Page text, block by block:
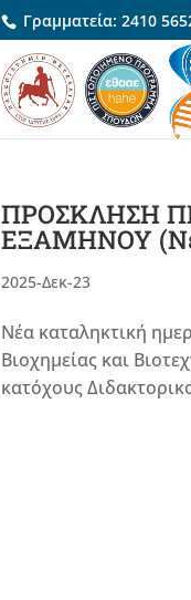
Γραμματεία:2410
ΠΡΟΣΚΛΗΣΗ
ΕΞΑΜΗΝΟΥ
2025-Δεκ-23
Νέα καταληκτική
Βιοχημείας και
κατόχους